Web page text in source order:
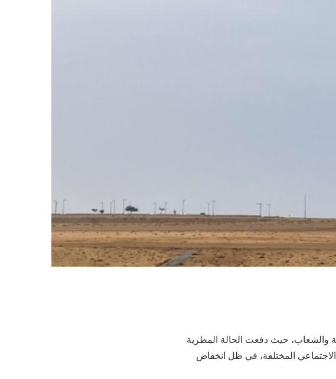
والشعاب، حيث دفعت الحالة المطرية
الاجتماعي المختلفة، في ظل انخفاض